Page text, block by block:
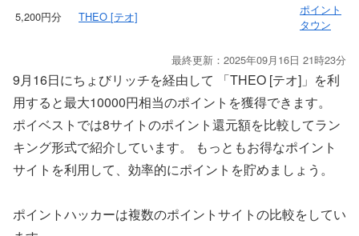
5,200円分
THEO [テオ]
ポイント
タウン
最終更新：2025年09月16日 21時23分
9月16日にちょびリッチを経由して 「THEO [テオ]」を利
用すると最大10000円相当のポイントを獲得できます。
ポイベストでは8サイトのポイント還元額を比較してラン
キング形式で紹介しています。 もっともお得なポイント
サイトを利用して、効率的にポイントを貯めましょう。
ポイントハッカーは複数のポイントサイトの比較をしてい